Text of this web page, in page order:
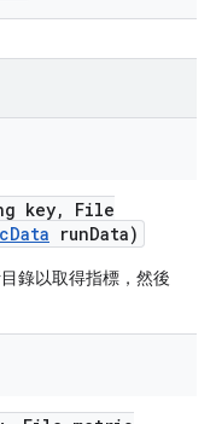
key,
File
Data runData)
錄以取得指標，然後